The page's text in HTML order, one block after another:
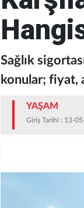
Sağlık
konular; fiyat,
YAŞAM
Giriş Tarihi : 13-